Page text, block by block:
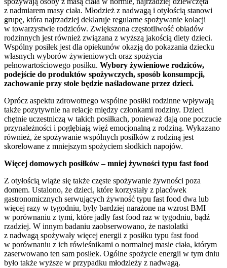
z nadmiarem masy ciała. Młodzież z nadwagą i otyłością stanowi
grupę, która najrzadziej deklaruje regularne spożywanie kolacji
w towarzystwie rodziców. Zwiększona częstotliwość obiadów
rodzinnych jest również związana z wyższą jakością diety dzieci.
Wspólny posiłek jest dla opiekunów okazją do pokazania dziecku
własnych wyborów żywieniowych oraz spożycia
pełnowartościowego posiłku. Wybory żywieniowe rodziców,
podejście do produktów spożywczych, sposób konsumpcji,
zachowanie przy stole będzie naśladowane przez dzieci.
Oprócz aspektu zdrowotnego wspólne posiłki rodzinne wpływają
także pozytywnie na relacje między członkami rodziny. Dzieci
chętnie uczestniczą w takich posiłkach, ponieważ dają one poczucie
przynależności i pogłębiają więź emocjonalną z rodziną. Wykazano
również, że spożywanie wspólnych posiłków z rodziną jest
skorelowane z mniejszym spożyciem słodkich napojów.
Więcej domowych posiłków – mniej żywności typu fast food
Z otyłością wiąże się także częste spożywanie żywności poza
domem. Ustalono, że dzieci, które korzystały z placówek
gastronomicznych serwujących żywność typu fast food dwa lub
więcej razy w tygodniu, były bardziej narażone na wzrost BMI
w porównaniu z tymi, które jadły fast food raz w tygodniu, bądź
rzadziej. W innym badaniu zaobserwowano, że nastolatki
z nadwagą spożywały więcej energii z posiłku typu fast food
w porównaniu z ich rówieśnikami o normalnej masie ciała, którym
zaserwowano ten sam posiłek. Ogólne spożycie energii w tym dniu
było także wyższe w przypadku młodzieży z nadwagą.